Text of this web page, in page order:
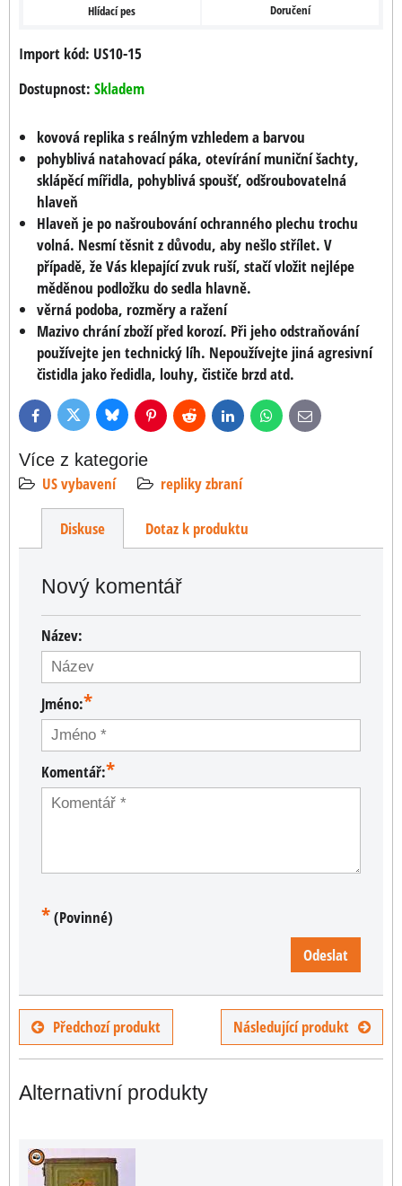
Hlídací pes Doručení
Import kód: US10-15
Dostupnost: Skladem
kovová replika s reálným vzhledem a barvou
pohyblivá natahovací páka, otevírání muniční šachty,
sklápěcí mířidla, pohyblivá spoušť, odšroubovatelná
hlaveň
Hlaveň je po našroubování ochranného plechu trochu
volná. Nesmí těsnit z důvodu, aby nešlo střílet. V
případě, že Vás klepající zvuk ruší, stačí vložit nejlépe
měděnou podložku do sedla hlavně.
věrná podoba, rozměry a ražení
Mazivo chrání zboží před korozí. Při jeho odstraňování
používejte jen technický líh. Nepoužívejte jiná agresivní
čistidla jako ředidla, louhy, čističe brzd atd.
FacebookTwitter BlueskyPinterestReddit LinkedInWhatsApp
E-
mail
Více z kategorie
US vybavení
repliky zbraní
Diskuse Dotaz k produktu
Nový komentář
Název:
Jméno:*
Komentář:*
*(Povinné)
Odeslat
Předchozí produkt Následující produkt
Alternativní produkty